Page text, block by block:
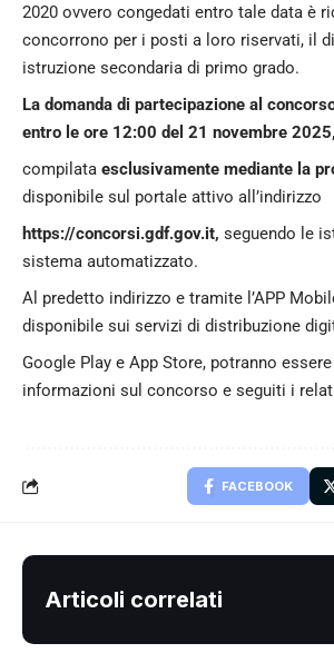
2020 ovvero congedati entro tale data è
concorrono per i posti a loro riservati, il
istruzione secondaria di primo grado.
La domanda di partecipazione al
entro le ore 12:00 del 21 novembre 2025,
compilata esclusivamente mediante la
disponibile sul portale attivo all’indirizzo
https://concorsi.gdf.gov.it, seguendo le
sistema automatizzato.
Al predetto indirizzo e tramite l’APP
disponibile sui servizi di distribuzione
Google Play e App Store, potranno
informazioni sul concorso e seguiti i
FACEBOOK
Articoli correlati